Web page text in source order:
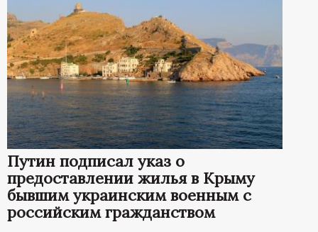
Путин подписал указ о
предоставлении жилья в Крыму
бывшим украинским военным с
российским гражданством